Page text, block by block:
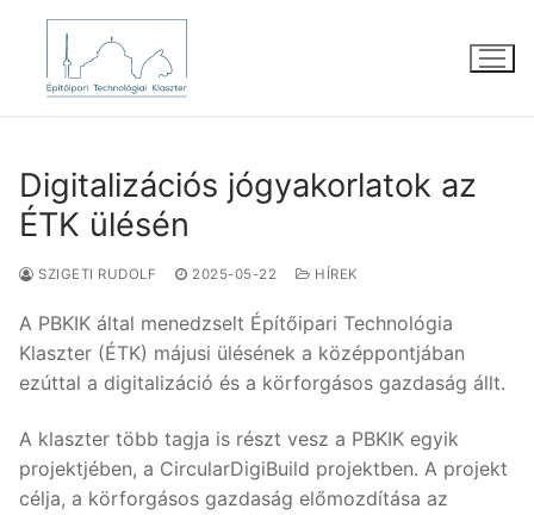
Ugrás
tartalomra
Digitalizációs jógyakorlatok az
ÉTK ülésén
SZIGETI RUDOLF 2025-05-22 HÍREK
A PBKIK által menedzselt Építőipari Technológia
Klaszter (ÉTK) májusi ülésének a középpontjában
ezúttal a digitalizáció és a körforgásos gazdaság állt.
A klaszter több tagja is részt vesz a PBKIK egyik
projektjében, a CircularDigiBuild projektben. A projekt
célja, a körforgásos gazdaság előmozdítása az